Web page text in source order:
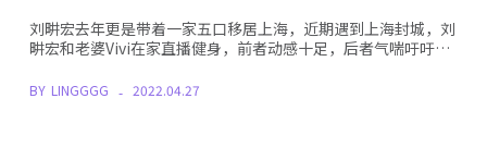
刘畊宏去年更是带着一家五口移居上海，近期遇到上海封城，刘
畊宏和老婆Vivi在家直播健身，前者动感十足，后者气喘吁吁…
BY LINGGGG 2022.04.27